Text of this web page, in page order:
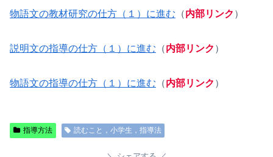
物語文の教材研究の仕方（１）に進む （内部リンク ）
説明文の指導の仕方（１）に進む （内部リンク ）
物語文の指導の仕方（１）に進む （内部リンク ）
指導方法 読むこと，小学生，指導法